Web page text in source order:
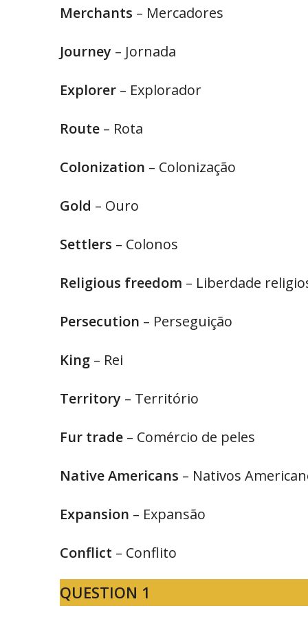
Merchants – Mercadores
Journey – Jornada
Explorer – Explorador
Route – Rota
Colonization – Colonização
Gold – Ouro
Settlers – Colonos
Religious freedom – Liberdade
Persecution – Perseguição
King – Rei
Territory – Território
Fur trade – Comércio de peles
Native Americans – Nativos
Expansion – Expansão
Conflict – Conflito
QUESTION 1